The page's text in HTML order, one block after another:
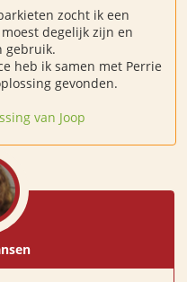
zocht ik een
degelijk zijn en
gebruik.
heb ik samen met Perrie
gevonden.
van Joop